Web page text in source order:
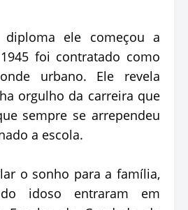
ele começou a
foi contratado como
urbano. Ele revela
orgulho da carreira que
sempre se arrependeu
a escola.
o sonho para a família,
idoso entraram em